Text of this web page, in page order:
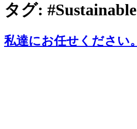
タグ: #Sustainable
私達にお任せください。